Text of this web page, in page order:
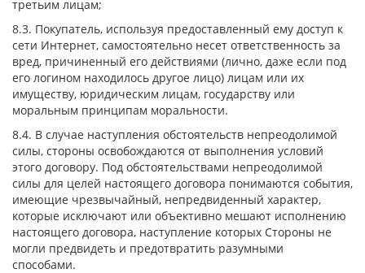
третьим лицам;
8.3. Покупатель, используя предоставленный ему доступ к
сети Интернет, самостоятельно несет ответственность за
вред, причиненный его действиями (лично, даже если под
его логином находилось другое лицо) лицам или их
имуществу, юридическим лицам, государству или
моральным принципам моральности.
8.4. В случае наступления обстоятельств непреодолимой
силы, стороны освобождаются от выполнения условий
этого договору. Под обстоятельствами непреодолимой
силы для целей настоящего договора понимаются события,
имеющие чрезвычайный, непредвиденный характер,
которые исключают или объективно мешают исполнению
настоящего договора, наступление которых Стороны не
могли предвидеть и предотвратить разумными
способами.